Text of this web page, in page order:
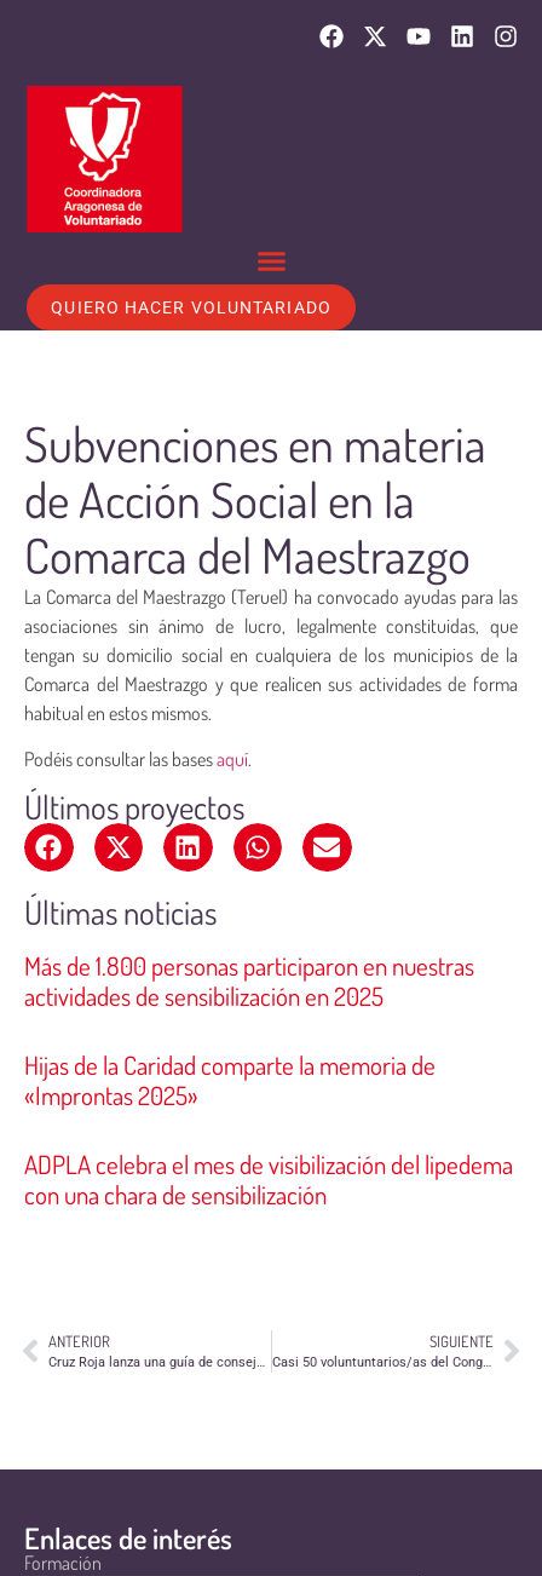
QUIERO HACER VOLUNTARIADO
Subvenciones en materia
de Acción Social en la
Comarca del Maestrazgo
La Comarca del Maestrazgo (Teruel) ha convocado ayudas para las
asociaciones sin ánimo de lucro, legalmente constituidas, que
tengan su domicilio social en cualquiera de los municipios de la
Comarca del Maestrazgo y que realicen sus actividades de forma
habitual en estos mismos.
Podéis consultar las basesaquí.
Últimos proyectos
Últimas noticias
Más de 1.800 personas participaron en nuestras
actividades de sensibilización en 2025
Hijas de la Caridad comparte la memoria de
«Improntas 2025»
ADPLA celebra el mes de visibilización del lipedema
con una chara de sensibilización
ANTERIOR
Cruz Roja lanza una guía de consejos para elegir los juegos y juguetes más adecuados
SIGUIENTE
Casi 50 voluntuntarios/as del Congreso Aragonés de Voluntariado participan en una jornada de formación
Enlaces de interés
Formación